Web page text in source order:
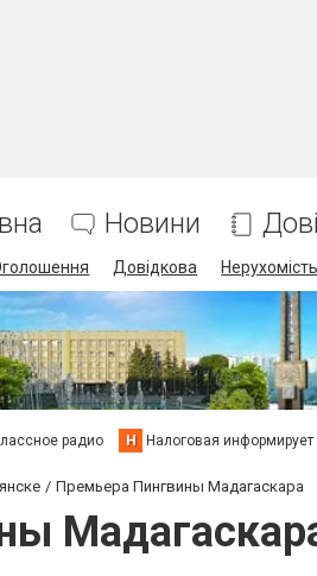
Новини
Довідкова Нерухомість
радио Н Налоговая информирует
Премьера Пингвины Мадагаскара